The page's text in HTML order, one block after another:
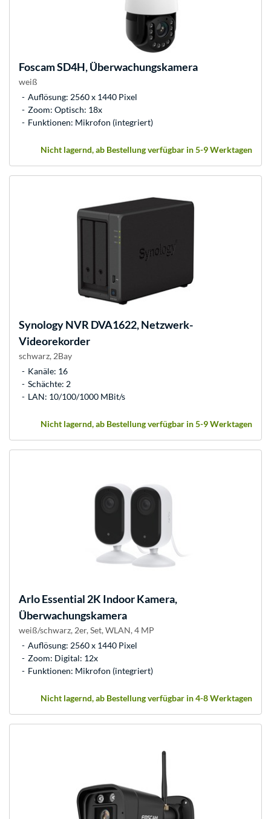
FoscamSD4H, Überwachungskamera
weiß
Auflösung: 2560 x 1440 Pixel
Zoom: Optisch: 18x
Funktionen: Mikrofon (integriert)
Nicht lagernd, ab Bestellung verfügbar in 5-9 Werktagen
SynologyNVR DVA1622, Netzwerk-
Videorekorder
schwarz, 2Bay
Kanäle: 16
Schächte: 2
LAN: 10/100/1000 MBit/s
Nicht lagernd, ab Bestellung verfügbar in 5-9 Werktagen
ArloEssential 2K Indoor Kamera,
Überwachungskamera
weiß/schwarz, 2er, Set, WLAN, 4 MP
Auflösung: 2560 x 1440 Pixel
Zoom: Digital: 12x
Funktionen: Mikrofon (integriert)
Nicht lagernd, ab Bestellung verfügbar in 4-8 Werktagen